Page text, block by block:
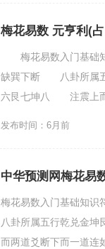
梅花易数 元亨利(
梅花易数入门基础
缺巽下断 八卦所属五
六艮七坤八 注震上而
发布时间：6月前
中华预测网梅花易
梅花易数入门基础知识
八卦所属五行乾兑金坤
而两道爻断下而一道连